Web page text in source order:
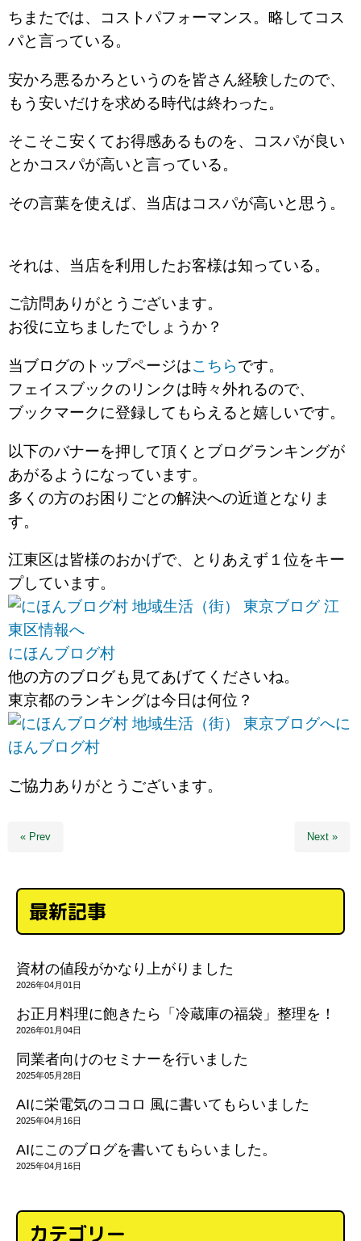
ちまたでは、コストパフォーマンス。略してコス
パと言っている。
安かろ悪るかろというのを皆さん経験したので、
もう安いだけを求める時代は終わった。
そこそこ安くてお得感あるものを、コスパが良い
とかコスパが高いと言っている。
その言葉を使えば、当店はコスパが高いと思う。
それは、当店を利用したお客様は知っている。
ご訪問ありがとうございます。
お役に立ちましたでしょうか？
当ブログのトップページはこちらです。
フェイスブックのリンクは時々外れるので、
ブックマークに登録してもらえると嬉しいです。
以下のバナーを押して頂くとブログランキングが
あがるようになっています。
多くの方のお困りごとの解決への近道となりま
す。
江東区は皆様のおかげで、とりあえず１位をキー
プしています。
にほんブログ村
他の方のブログも見てあげてくださいね。
東京都のランキングは今日は何位？
に
ほんブログ村
ご協力ありがとうございます。
« Prev Next »
最新記事
資材の値段がかなり上がりました
2026年04月01日
お正月料理に飽きたら「冷蔵庫の福袋」整理を！
2026年01月04日
同業者向けのセミナーを行いました
2025年05月28日
AIに栄電気のココロ 風に書いてもらいました
2025年04月16日
AIにこのブログを書いてもらいました。
2025年04月16日
カテゴリー